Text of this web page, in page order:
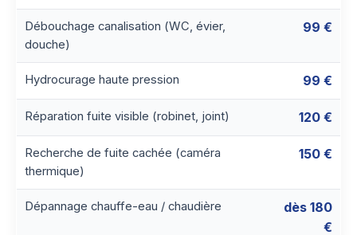
Débouchage canalisation (WC, évier,
douche)
99 €
Hydrocurage haute pression 99 €
Réparation fuite visible (robinet, joint) 120 €
Recherche de fuite cachée (caméra
thermique)
150 €
Dépannage chauffe-eau / chaudière
dès 180
€